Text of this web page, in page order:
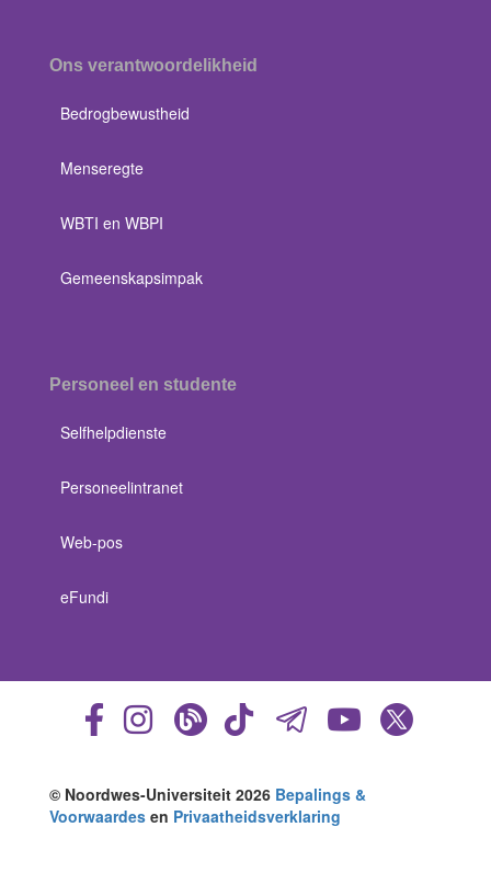
Ons verantwoordelikheid
Bedrogbewustheid
Menseregte
WBTI en WBPI
Gemeenskapsimpak
Personeel en studente
Selfhelpdienste
Personeelintranet
Web-pos
eFundi
© Noordwes-Universiteit 2026 Bepalings &
Voorwaardes en Privaatheidsverklaring